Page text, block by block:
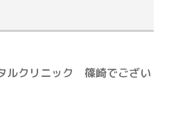
クリニック 篠崎でござい